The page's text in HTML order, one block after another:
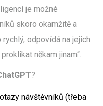
je možné
skoro okamžitě a
odpovídá na jejich
někam jinam“.
?
návštěvníků (třeba